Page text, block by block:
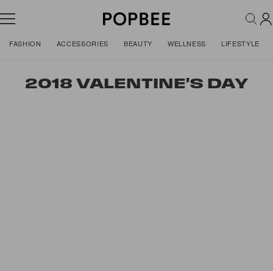
FASHION ACCESSORIES BEAUTY WELLNESS LIFESTYLE
2018 VALENTINE'S DAY